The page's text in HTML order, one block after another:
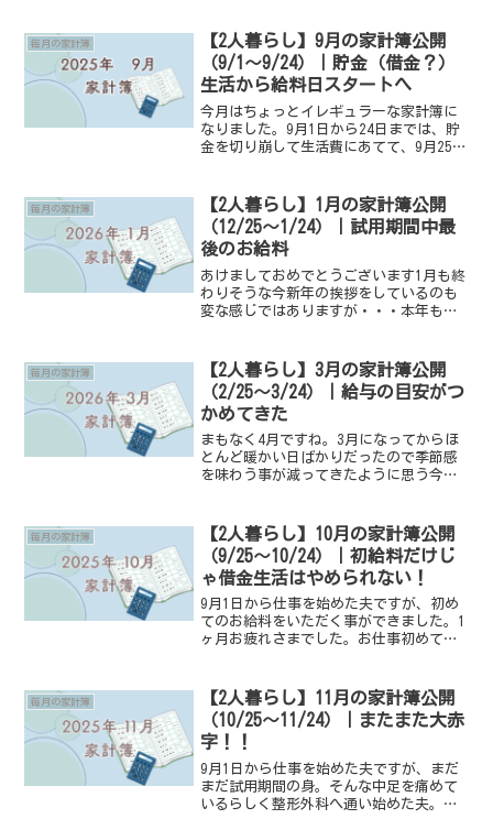
の、専用の中敷きを作ってもらいかなり
の出費に驚きです。こちら...
毎月の家計簿
【2人暮らし】9月の家計簿公開
（9/1～9/24）｜貯金（借金？）
生活から給料日スタートへ
今月はちょっとイレギュラーな家計簿に
なりました。9月1日から24日までは、貯
金を切り崩して生活費にあてて、9月25日
ート～翌月24日まで」の家計簿にしてい
こうと思いま...
毎月の家計簿
【2人暮らし】1月の家計簿公開
（12/25～1/24）｜試用期間中最
後のお給料
あけましておめでとうございます1月も終
わりそうな今新年の挨拶をしているのも
変な感じではありますが・・・本年もよ
は正社員として毎日がんばってくれてい
ます。今月...
毎月の家計簿
【2人暮らし】3月の家計簿公開
（2/25～3/24）｜給与の目安がつ
かめてきた
まもなく4月ですね。3月になってからほ
とんど暖かい日ばかりだったので季節感
を味わう事が減ってきたように思う今日
だけ心の余裕みたいなものが見え隠れし
た1ヶ月でした。そん...
毎月の家計簿
【2人暮らし】10月の家計簿公開
（9/25～10/24）｜初給料だけじ
ゃ借金生活はやめられない！
9月1日から仕事を始めた夫ですが、初め
てのお給料をいただく事ができました。1
ヶ月お疲れさまでした。お仕事初めて
いのにも関わらずさらに日数が減ってし
まったうえにまだまだ試...
毎月の家計簿
【2人暮らし】11月の家計簿公開
（10/25～11/24）｜またまた大赤
字！！
9月1日から仕事を始めた夫ですが、まだ
まだ試用期間の身。そんな中足を痛めて
いるらしく整形外科へ通い始めた夫。医